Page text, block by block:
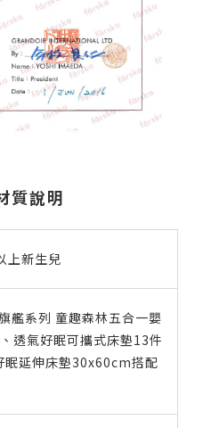
質說明
上新生兒
艦系列 童趣森林五合一嬰
透氣好眠可攜式床墊13件
眠延伸床墊30x60cm搭配